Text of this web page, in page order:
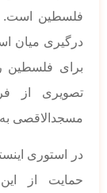
درگیری میان
برای فلسطین
تصویری از
مسجدالاقصی به
در استوری
حمایت از